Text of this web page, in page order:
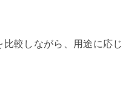
較しながら、用途に応じ